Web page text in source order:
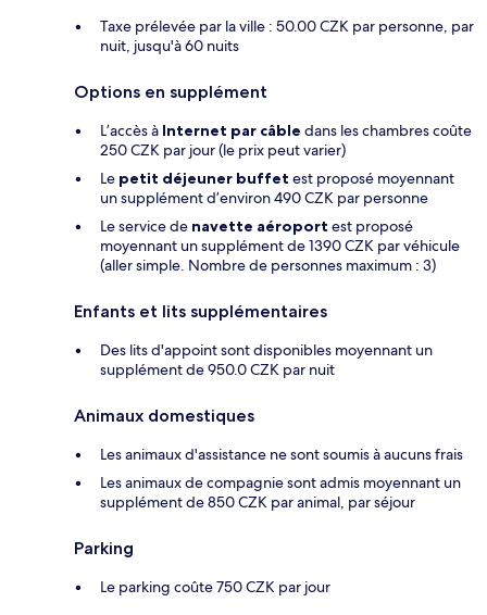
Taxe prélevée par la ville : 50.00 CZK par personne, par
nuit, jusqu'à 60 nuits
Options en supplément
L’accès à Internet par câble dans les chambres coûte
250 CZK par jour (le prix peut varier)
Le petit déjeuner buffet est proposé moyennant
un supplément d’environ 490 CZK par personne
Le service de navette aéroport est proposé
moyennant un supplément de 1390 CZK par véhicule
(aller simple. Nombre de personnes maximum : 3)
Enfants et lits supplémentaires
Des lits d'appoint sont disponibles moyennant un
supplément de 950.0 CZK par nuit
Animaux domestiques
Les animaux d'assistance ne sont soumis à aucuns frais
Les animaux de compagnie sont admis moyennant un
supplément de 850 CZK par animal, par séjour
Parking
Le parking coûte 750 CZK par jour